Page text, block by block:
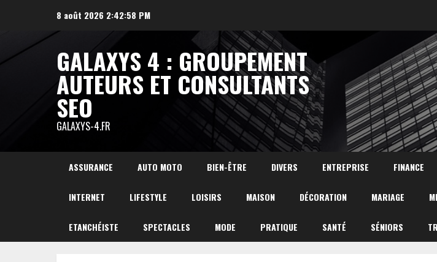
8 août 2026 2:42:59 PM
GALAXYS 4 : GROUPEMENT
AUTEURS ET CONSULTANTS
SEO
GALAXYS-4.FR
ASSURANCE AUTO MOTO BIEN-ÊTRE DIVERS ENTREPRISE FINANCE
INTERNET LIFESTYLE LOISIRS MAISON DÉCORATION MARIAGE
ETANCHÉISTE SPECTACLES MODE PRATIQUE SANTÉ SÉNIORS